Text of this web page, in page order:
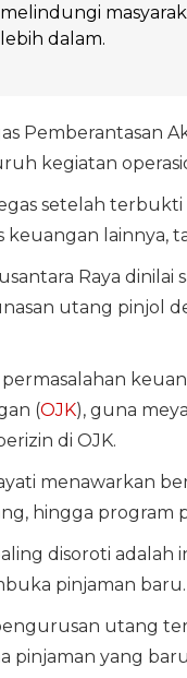
melindungi
lebih dalam.
Pemberantasan
kegiatan
setelah
keuangan lainnya,
Raya dinilai
utang pinjol
permasalahan
(OJK), guna
di OJK.
menawarkan
hingga program
disoroti
pinjaman baru.
utang
pinjaman yang